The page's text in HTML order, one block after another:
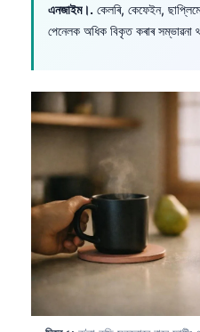
এনজাইম।. কেলৰি, কেফেইন,
পেনেলক অধিক বিকৃত কৰাৰ সম্ভাৱনা